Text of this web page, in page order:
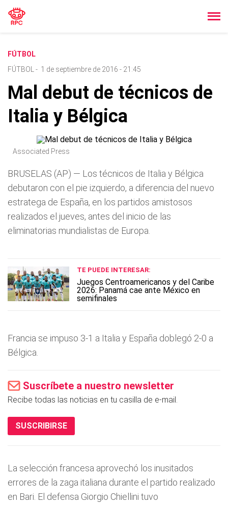
FÚTBOL
FÚTBOL
- 1 de septiembre de 2016 - 21:45
Mal debut de técnicos de
Italia y Bélgica
Associated Press
BRUSELAS (AP) — Los técnicos de Italia y Bélgica
debutaron con el pie izquierdo, a diferencia del nuevo
estratega de España, en los partidos amistosos
realizados el jueves, antes del inicio de las
eliminatorias mundialistas de Europa.
TE PUEDE INTERESAR:
Juegos Centroamericanos y del Caribe
2026: Panamá cae ante México en
semifinales
Francia se impuso 3-1 a Italia y España doblegó 2-0 a
Bélgica.
Suscríbete a nuestro newsletter
Recibe todas las noticias en tu casilla de e-mail.
SUSCRIBIRSE
La selección francesa aprovechó los inusitados
errores de la zaga italiana durante el partido realizado
en Bari. El defensa Giorgio Chiellini tuvo